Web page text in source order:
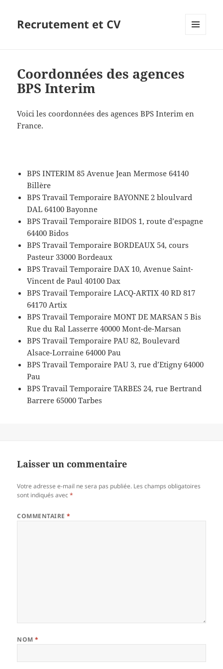
Recrutement et CV
Coordonnées des agences
BPS Interim
Voici les coordonnées des agences BPS Interim en
France.
BPS INTERIM 85 Avenue Jean Mermose 64140
Billère
BPS Travail Temporaire BAYONNE 2 bloulvard
DAL 64100 Bayonne
BPS Travail Temporaire BIDOS 1, route d’espagne
64400 Bidos
BPS Travail Temporaire BORDEAUX 54, cours
Pasteur 33000 Bordeaux
BPS Travail Temporaire DAX 10, Avenue Saint-
Vincent de Paul 40100 Dax
BPS Travail Temporaire LACQ-ARTIX 40 RD 817
64170 Artix
BPS Travail Temporaire MONT DE MARSAN 5 Bis
Rue du Ral Lasserre 40000 Mont-de-Marsan
BPS Travail Temporaire PAU 82, Boulevard
Alsace-Lorraine 64000 Pau
BPS Travail Temporaire PAU 3, rue d’Etigny 64000
Pau
BPS Travail Temporaire TARBES 24, rue Bertrand
Barrere 65000 Tarbes
Laisser un commentaire
Votre adresse e-mail ne sera pas publiée. Les champs obligatoires
sont indiqués avec*
COMMENTAIRE*
NOM*